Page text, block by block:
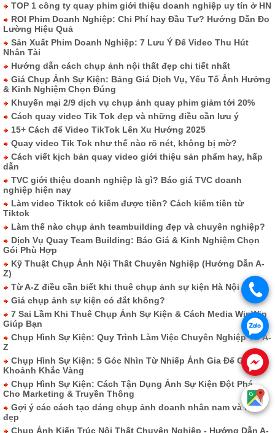
TOP 1 công ty quay phim giới thiệu doanh nghiệp uy tín ở HN
ROI Phim Doanh Nghiệp: Chi Phí hay Đầu Tư? Hướng Dẫn Đo
Lường Hiệu Quả
Sản Xuất Phim Doanh Nghiệp: 7 Lưu Ý Để Video Thu Hút
Nhân Tài
Hướng dẫn cách chụp ảnh nội thất đẹp chi tiết nhất
Giá Chụp Ảnh Sự Kiện: Bảng Giá Dịch Vụ, Yếu Tố Ảnh Hưởng
& Kinh Nghiệm Chọn Đúng
Khuyến mại 2/9 dịch vụ chụp ảnh quay phim giảm tới 20%
Cách quay video Tik Tok đẹp và những điều cần lưu ý
15+ Cách để Video TikTok Lên Xu Hướng 2025
Quay video Tik Tok như thế nào rõ nét, không bị mờ?
Cách viết kịch bản quay video giới thiệu sản phẩm hay, hấp
dẫn
TVC giới thiệu doanh nghiệp là gì? Báo giá TVC doanh
nghiệp hiện nay
Làm video Tiktok có kiếm được tiền? Cách kiếm tiền từ
Tiktok
Làm thế nào chụp ảnh teambuilding đẹp và chuyên nghiệp?
Dịch Vụ Quay Team Building: Báo Giá & Kinh Nghiệm Chọn
Gói Phù Hợp
Kỹ Thuật Chụp Ảnh Nội Thất Chuyên Nghiệp (Hướng Dẫn A-
Z)
Từ A-Z điều cần biết khi thuê chụp ảnh sự kiện Hà Nội
Giá chụp ảnh sự kiện có đắt không?
7 Sai Lầm Khi Thuê Chụp Ảnh Sự Kiện & Cách Media WinWin
Giúp Bạn
Chụp Hình Sự Kiện: Quy Trình Làm Việc Chuyên Nghiệp Từ A-
Z
Chụp Hình Sự Kiện: 5 Góc Nhìn Từ Nhiếp Ảnh Gia Để Ghi Lại
Khoảnh Khắc Vàng
Chụp Hình Sự Kiện: Cách Tận Dụng Ảnh Sự Kiện Đột Phá
Cho Marketing & Truyền Thông
Gợi ý các cách tạo dáng chụp ảnh doanh nhân nam và nữ
đẹp
Chụp Ảnh Kiến Trúc Nội Thất Chuyên Nghiệp - Hướng Dẫn A-